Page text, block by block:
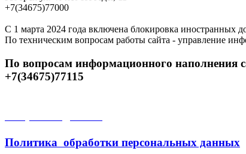
+7(34675)77000
С 1 марта 2024 года включена блокировка иностранных
По техническим вопросам работы сайта - управление
По вопросам информационного наполнения
+7(34675)77115
Политика обработки персональных данных